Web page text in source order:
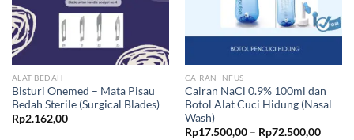
ALAT BEDAH
Bisturi Onemed – Mata Pisau
Bedah Sterile (Surgical Blades)
Rp2.162,00
CAIRAN INFUS
Cairan NaCl 0.9% 100ml dan
Botol Alat Cuci Hidung (Nasal
Wash)
Rp17.500,00 – Rp72.500,00Price